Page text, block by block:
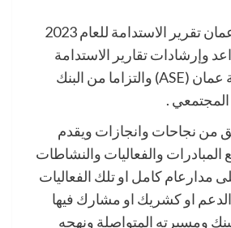
اصدر بنك القاهرة عمان تقرير الاستدامة للعام 2023
وإرشادات تقارير الاستدامة
الصادرة عن بورصة عمان (ASE) والتزاما من البنك
المجتمعي .
من نجاحات وانجازات ويقدم
والفعاليات والنشاطات
مدارعام كامل او تلك الفعاليات
الدعم او كشريك او مشارك فيها
ومسيرته المتواصلة ونهجه